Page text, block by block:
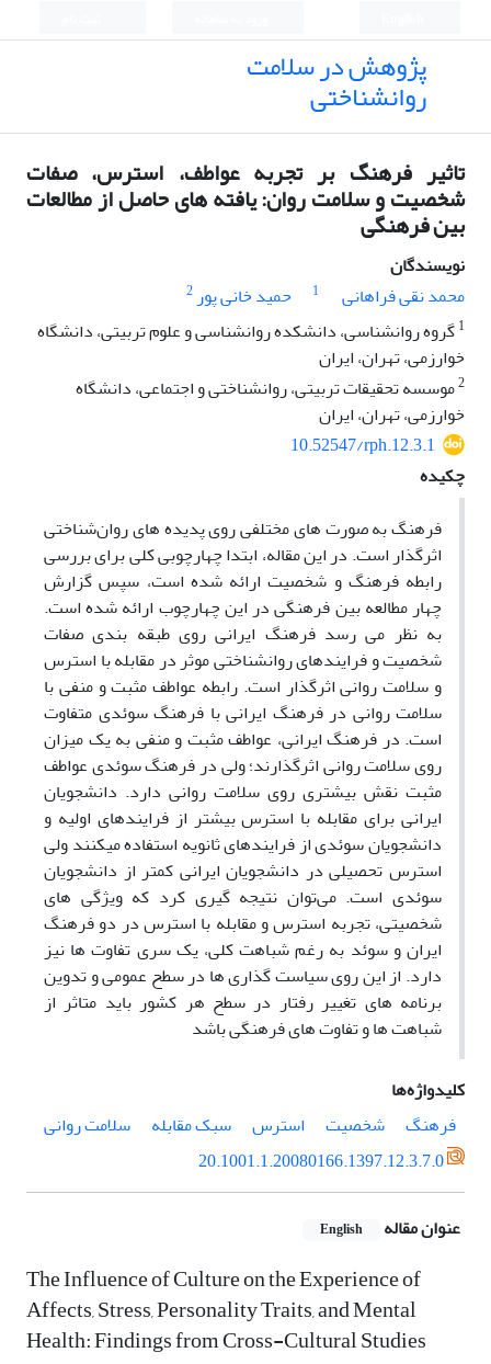
پژوهش در سلامت
روانشناختی
تاثیر فرهنگ بر تجربه عواطف، استرس، صفات
شخصیت و سلامت روان: یافته های حاصل از مطالعات
بین فرهنگی
نویسندگان
محمد نقی فراهانی
1 حمید خانی پور2
1گروه روانشناسی، دانشکده روانشناسی و علوم تربیتی، دانشگاه
خوارزمی، تهران، ایران
2موسسه تحقیقات تربیتی، روانشناختی و اجتماعی، دانشگاه
خوارزمی، تهران، ایران
10.52547/rph.12.3.1
چکیده
فرهنگ به صورت های مختلفی روی پدیده های روان‌شناختی
اثرگذار است. در این مقاله، ابتدا چهارچوبی کلی برای بررسی
رابطه فرهنگ و شخصیت ارائه شده است، سپس گزارش
چهار مطالعه بین فرهنگی در این چهارچوب ارائه شده است.
به نظر می رسد فرهنگ ایرانی روی طبقه بندی صفات
شخصیت و فرایندهای روانشناختی موثر در مقابله با استرس
و سلامت روانی اثرگذار است. رابطه عواطف مثبت و منفی با
سلامت روانی در فرهنگ ایرانی با فرهنگ سوئدی متفاوت
است. در فرهنگ ایرانی، عواطف مثبت و منفی به یک میزان
روی سلامت روانی اثرگذارند؛ ولی در فرهنگ سوئدی عواطف
مثبت نقش بیشتری روی سلامت روانی دارد. دانشجویان
ایرانی برای مقابله با استرس بیشتر از فرایندهای اولیه و
دانشجویان سوئدی از فرایندهای ثانویه استفاده میکنند ولی
استرس تحصیلی در دانشجویان ایرانی کمتر از دانشجویان
سوئدی است. می‌توان نتیجه گیری کرد که ویژگی های
شخصیتی، تجربه استرس و مقابله با استرس در دو فرهنگ
ایران و سوئد به رغم شباهت کلی، یک سری تفاوت ها نیز
دارد. از این روی سیاست گذاری ها در سطح عمومی و تدوین
برنامه های تغییر رفتار در سطح هر کشور باید متاثر از
شباهت ها و تفاوت های فرهنگی باشد
کلیدواژه‌ها
فرهنگ
شخصیت استرس سبک مقابله
سلامت روانی
20.1001.1.20080166.1397.12.3.7.0
عنوان مقاله English
The Influence of Culture on the Experience of
Affects, Stress, Personality Traits, and Mental
Health: Findings from Cross-Cultural Studies